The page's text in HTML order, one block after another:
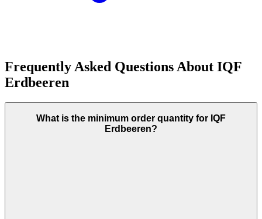
Frequently Asked Questions About IQF
Erdbeeren
What is the minimum order quantity for IQF
Erdbeeren?